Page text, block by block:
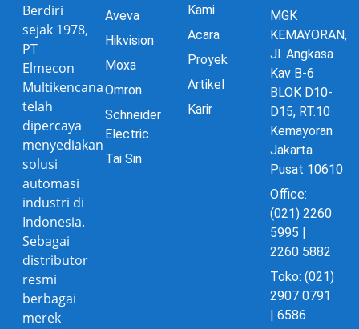
Berdiri
sejak 1978,
PT
Elmecon
Multikencana
telah
dipercaya
menyediakan
solusi
automasi
industri di
Indonesia.
Sebagai
distributor
resmi
berbagai
merek
Aveva
Hikvision
Moxa
Omron
Schneider
Electric
Tai Sin
Kami
Acara
Proyek
Artikel
Karir
MGK
KEMAYORAN,
Jl. Angkasa
Kav B-6
BLOK D10-
D15, RT.10
Kemayoran
Jakarta
Pusat 10610
Office:
(021) 2260
5995 |
2260 5882
Toko: (021)
2907 0791
| 6586